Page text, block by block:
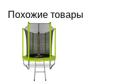
Похожие товары